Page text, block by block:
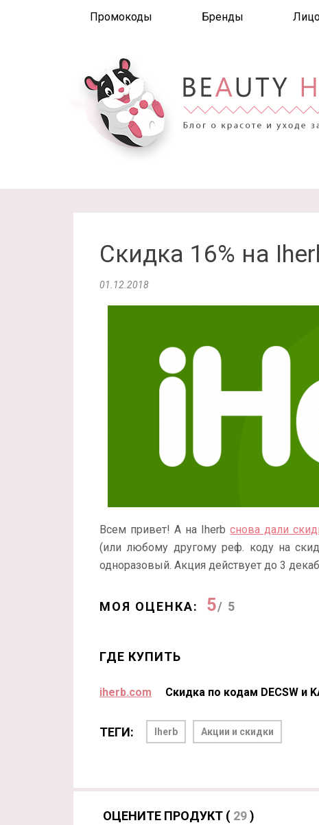
Промокоды Бренды
Скидка 16% на
01.12.2018
Всем привет! А на Iherbснова дали
(или любому другому реф. коду на
одноразовый. Акция действует до 3
МОЯ ОЦЕНКА: 5/ 5
ГДЕ КУПИТЬ
iherb.com Скидка по кодам DECSW и
ТЕГИ: Iherb Акции и скидки
ОЦЕНИТЕ ПРОДУКТ ( 29)